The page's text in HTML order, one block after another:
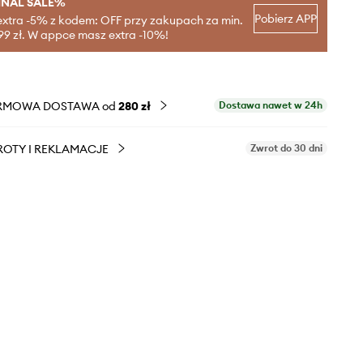
-5% z kodem: OFF przy zakupach za min.
zł. W appce masz extra -10%!
Pobierz APP
DOSTAWA od 280 zł Dostawa nawet w 24h
I REKLAMACJE Zwrot do 30 dni